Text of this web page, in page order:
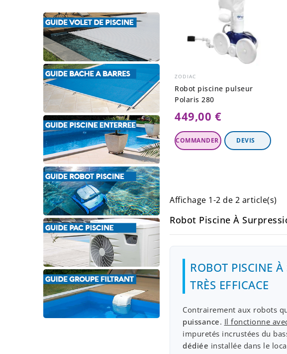
ZODIAC
Robot piscine pulseur
Polaris 280
449,00 €
Affichage 1-2 de 2 article(s)
Robot Piscine À
ROBOT PISCINE
TRÈS EFFICACE
Contrairement aux robots
puissance. Il fonctionne
impuretés incrustées du
dédiée installée dans le